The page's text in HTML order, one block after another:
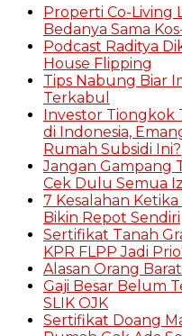
Properti Co-Living
Bedanya Sama
Podcast Raditya
House Flipping
Tips Nabung Biar
Terkabul
Investor Tiongkok
di Indonesia,
Rumah Subsidi Ini?
Jangan Gampang
Cek Dulu Semua
7 Kesalahan
Bikin Repot Sendiri
Sertifikat Tanah
KPR FLPP Jadi
Alasan Orang
Gaji Besar Belum
SLIK OJK
Sertifikat Doang